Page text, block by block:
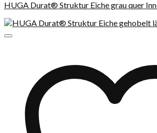
HUGA Durat® Struktur Eiche grau quer